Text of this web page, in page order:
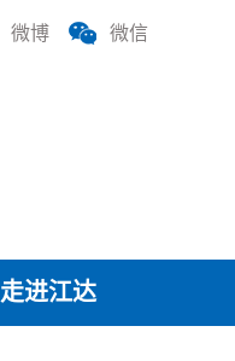
微博
微信
走进江达